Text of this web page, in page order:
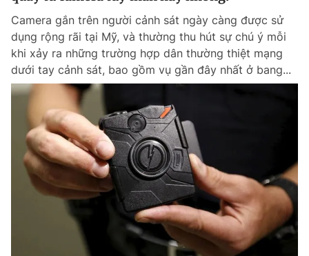
Camera gắn trên người cảnh sát ngày càng được sử
dụng rộng rãi tại Mỹ, và thường thu hút sự chú ý mỗi
khi xảy ra những trường hợp dân thường thiệt mạng
dưới tay cảnh sát, bao gồm vụ gần đây nhất ở bang...